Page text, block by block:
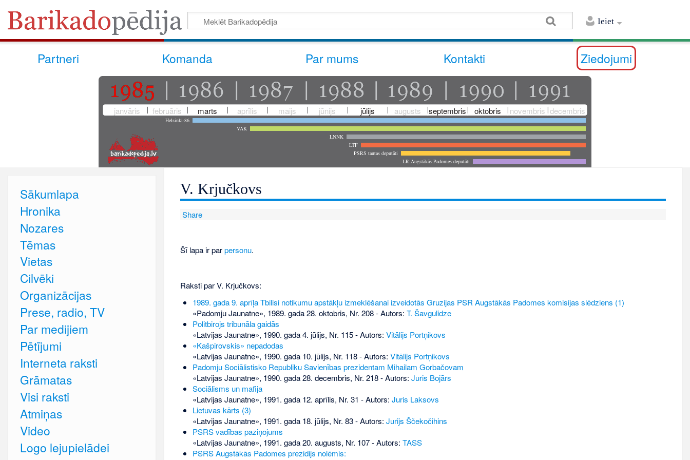
Ieiet
Partneri Komanda Par mums Kontakti Ziedojumi
janvāris februāris marts aprīlis maijs jūnijs jūlijs augusts septembris oktobris novembris decembris
Helsinki-86
VAK
LNNK
LTF
PSRS tautas deputāti
LR Augstākās Padomes deputāti
V. Krjučkovs
Share
Šī lapa ir parpersonu.
Raksti par V. Krjučkovs:
1989. gada 9. aprīļa Tbilisi notikumu apstākļu izmeklēšanai izveidotās Gruzijas PSR Augstākās Padomes komisijas slēdziens (1)
«Padomju Jaunatne», 1989. gada 28. oktobris, Nr. 208- Autors: T. Šavgulidze
Politbirojs tribunāla gaidās
«Latvijas Jaunatne», 1990. gada 4. jūlijs, Nr. 115- Autors: Vitālijs Portņikovs
«Kašpirovskis» nepadodas
«Latvijas Jaunatne», 1990. gada 10. jūlijs, Nr. 118- Autors: Vitālijs Portņikovs
Padomju Sociālistisko Republiku Savienības prezidentam Mihailam Gorbačovam
«Latvijas Jaunatne», 1990. gada 28. decembris, Nr. 218- Autors: Juris Bojārs
Sociālisms un mafija
«Latvijas Jaunatne», 1991. gada 12. aprīlis, Nr. 31 - Autors: Juris Laksovs
Lietuvas kārts (3)
«Latvijas Jaunatne», 1991. gada 18. jūlijs, Nr. 83- Autors: Jurijs Ščekočihins
PSRS vadības paziņojums
«Latvijas Jaunatne», 1991. gada 20. augusts, Nr. 107- Autors: TASS
PSRS Augstākās Padomes prezidijs nolēmis:
Sākumlapa
Hronika
Nozares
Tēmas
Vietas
Cilvēki
Organizācijas
Prese, radio, TV
Par medijiem
Pētījumi
Interneta raksti
Grāmatas
Visi raksti
Atmiņas
Video
Logo lejupielādei